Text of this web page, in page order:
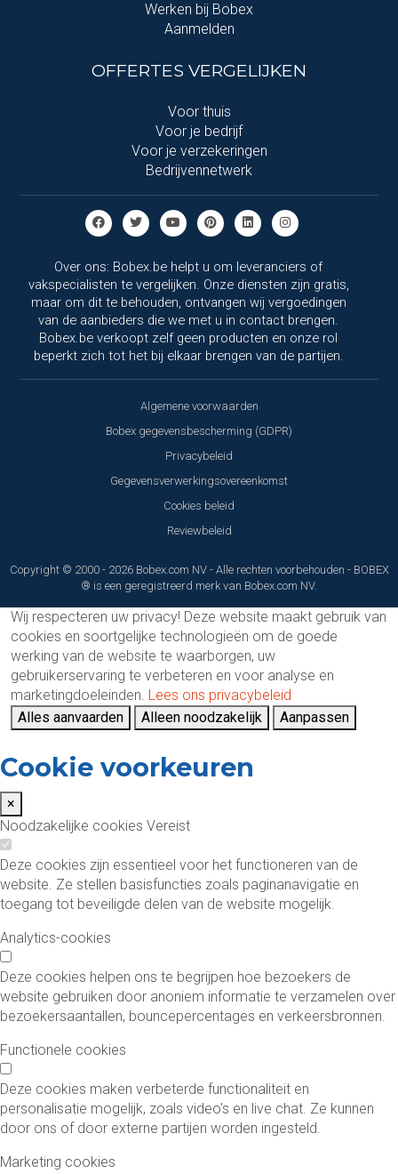
Werken bij Bobex
Aanmelden
OFFERTES VERGELIJKEN
Voor thuis
Voor je bedrijf
Voor je verzekeringen
Bedrijvennetwerk
Over ons: Bobex.be helpt u om leveranciers of
vakspecialisten te vergelijken. Onze diensten zijn gratis,
maar om dit te behouden, ontvangen wij vergoedingen
van de aanbieders die we met u in contact brengen.
Bobex.be verkoopt zelf geen producten en onze rol
beperkt zich tot het bij elkaar brengen van de partijen.
Algemene voorwaarden
Bobex gegevensbescherming (GDPR)
Privacybeleid
Gegevensverwerkingsovereenkomst
Cookies beleid
Reviewbeleid
Copyright © 2000 - 2026 Bobex.com NV - Alle rechten voorbehouden - BOBEX
® is een geregistreerd merk van Bobex.com NV.
Wij respecteren uw privacy! Deze website maakt gebruik van
cookies en soortgelijke technologieën om de goede
werking van de website te waarborgen, uw
gebruikerservaring te verbeteren en voor analyse en
marketingdoeleinden. Lees ons privacybeleid
Alles aanvaarden
Alleen noodzakelijk Aanpassen
Cookie voorkeuren
×
Noodzakelijke cookies Vereist
Deze cookies zijn essentieel voor het functioneren van de
website. Ze stellen basisfuncties zoals paginanavigatie en
toegang tot beveiligde delen van de website mogelijk.
Analytics-cookies
Deze cookies helpen ons te begrijpen hoe bezoekers de
website gebruiken door anoniem informatie te verzamelen over
bezoekersaantallen, bouncepercentages en verkeersbronnen.
Functionele cookies
Deze cookies maken verbeterde functionaliteit en
personalisatie mogelijk, zoals video's en live chat. Ze kunnen
door ons of door externe partijen worden ingesteld.
Marketing cookies